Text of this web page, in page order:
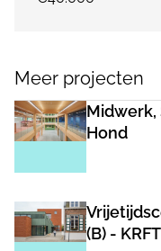
Meer projecten
Midwerk,
Hond
(B) -